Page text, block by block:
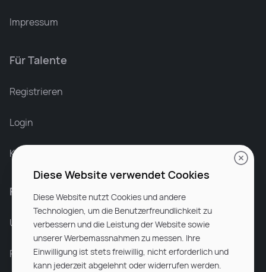
Impressum
Für Talente
Registrieren
Login
Karriere bei Rocken
Für Unternehmen
Unsere Dienstleistungen
Partnerunternehmen
Diese Website verwendet Cookies
Diese Website nutzt Cookies und andere
Technologien, um die Benutzerfreundlichkeit zu
verbessern und die Leistung der Website sowie
unserer Werbemassnahmen zu messen. Ihre
Einwilligung ist stets freiwillig, nicht erforderlich und
kann jederzeit abgelehnt oder widerrufen werden.